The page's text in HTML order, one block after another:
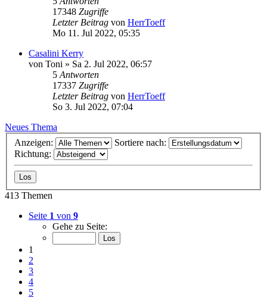
17348 Zugriffe
Letzter Beitrag von HerrToeff
Mo 11. Jul 2022, 05:35
Casalini Kerry
von Toni » Sa 2. Jul 2022, 06:57
5Antworten
17337 Zugriffe
Letzter Beitrag von HerrToeff
So 3. Jul 2022, 07:04
Neues Thema
Anzeigen:
Sortiere nach:
Richtung:
413 Themen
Seite 1 von 9
Gehe zu Seite:
1
2
3
4
5